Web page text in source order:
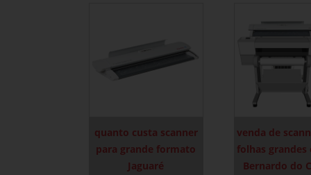
quanto custa scanner
para grande formato
Jaguaré
venda de
folhas grandes
Bernardo do